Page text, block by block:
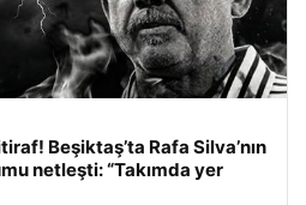
Beşiktaş’ta Rafa Silva’nın
netleşti: “Takımda yer